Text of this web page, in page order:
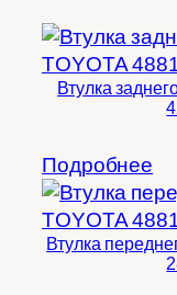
Втулка
Подробнее
Втулка